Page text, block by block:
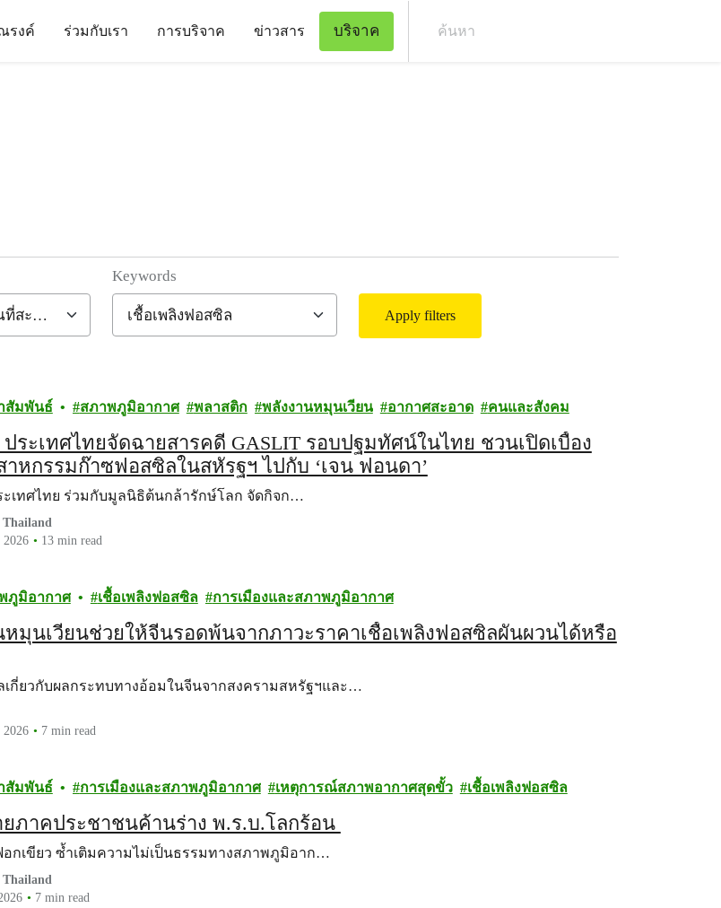
รงค์ ร่วมกับเรา การบริจาค ข่าวสาร บริจาค
Keywords
Apply filters
สัมพันธ์ สภาพภูมิอากาศ พลาสติก พลังงานหมุนเวียน อากาศสะอาด คนและสังคม
ระเทศไทยจัดฉายสารคดี GASLIT รอบปฐมทัศน์ในไทย ชวนเปิดเบื้อง
าหกรรมก๊าซฟอสซิลในสหัรฐฯ ไปกับ ‘เจน ฟอนดา’
เทศไทย ร่วมกับมูลนิธิต้นกล้ารักษ์โลก จัดกิจก…
Thailand
13 min read
ภูมิอากาศ เชื้อเพลิงฟอสซิล การเมืองและสภาพภูมิอากาศ
หมุนเวียนช่วยให้จีนรอดพ้นจากภาวะราคาเชื้อเพลิงฟอสซิลผันผวนได้หรือ
เกี่ยวกับผลกระทบทางอ้อมในจีนจากสงครามสหรัฐฯและ…
7 min read
สัมพันธ์ การเมืองและสภาพภูมิอากาศ เหตุการณ์สภาพอากาศสุดขั้ว เชื้อเพลิงฟอสซิล
ยภาคประชาชนค้านร่าง พ.ร.บ.โลกร้อน
อกเขียว ซ้ำเติมความไม่เป็นธรรมทางสภาพภูมิอาก…
Thailand
7 min read